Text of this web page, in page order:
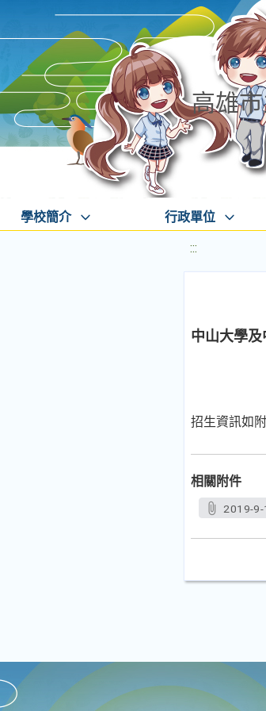
高雄
學校簡介 行政單位
:::
中山大學
招生資訊如
相關附件
2019-